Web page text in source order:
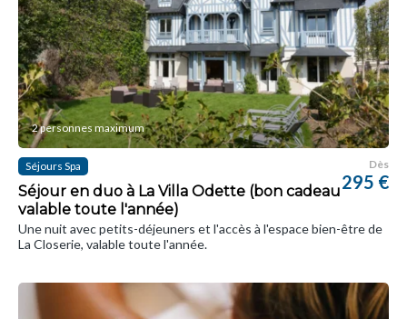
2 personnes maximum
Séjours Spa
Séjour en duo à La Villa Odette (bon cadeau
valable toute l'année)
Dès
295 €
Une nuit avec petits-déjeuners et l'accès à l'espace bien-être de
La Closerie, valable toute l'année.